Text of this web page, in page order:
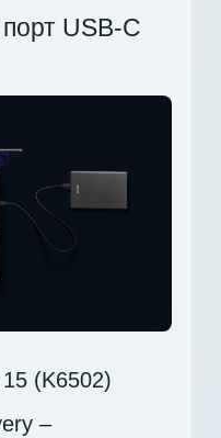
USB-C
(K6502)
–